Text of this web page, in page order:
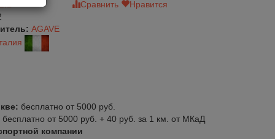
Сравнить
Нравится
AGAVE
бесплатно от 5000 руб.
бесплатно от 5000 руб. + 40 руб. за 1 км. от МКаД
компании